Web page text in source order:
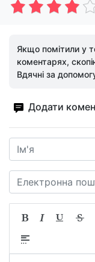
Якщо помітили у
коментарях,
Вдячні за
Додати